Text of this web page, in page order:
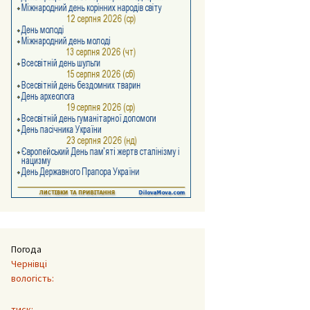
Погода
Чернівці
вологість: